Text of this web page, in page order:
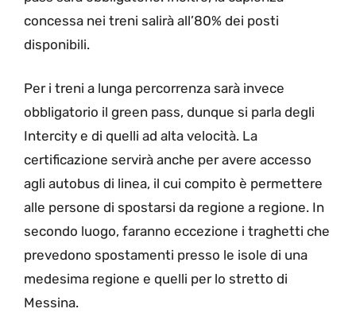
concessa nei treni salirà all’80% dei posti
disponibili.
Per i treni a lunga percorrenza sarà invece
obbligatorio il green pass, dunque si parla degli
Intercity e di quelli ad alta velocità. La
certificazione servirà anche per avere accesso
agli autobus di linea, il cui compito è permettere
alle persone di spostarsi da regione a regione. In
secondo luogo, faranno eccezione i traghetti che
prevedono spostamenti presso le isole di una
medesima regione e quelli per lo stretto di
Messina.